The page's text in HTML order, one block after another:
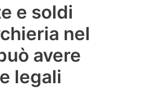
e soldi
nel
avere
legali